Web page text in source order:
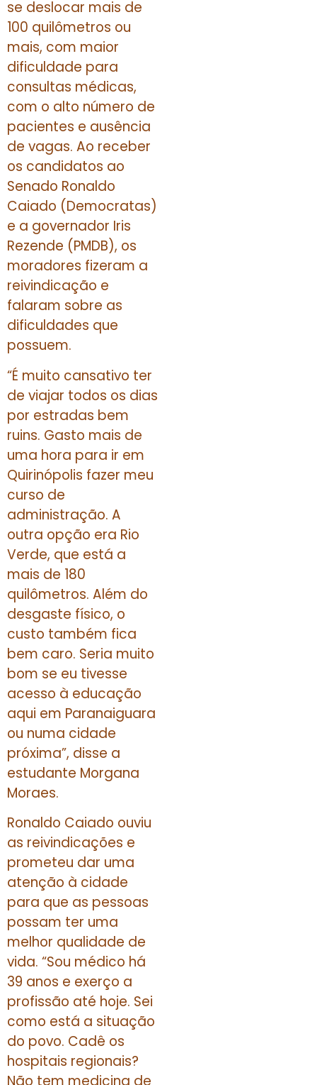
se deslocar mais de
100 quilômetros ou
mais, com maior
dificuldade para
consultas médicas,
com o alto número de
pacientes e ausência
de vagas. Ao receber
os candidatos ao
Senado Ronaldo
Caiado (Democratas)
e a governador Iris
Rezende (PMDB), os
moradores fizeram a
reivindicação e
falaram sobre as
dificuldades que
possuem.
“É muito cansativo ter
de viajar todos os dias
por estradas bem
ruins. Gasto mais de
uma hora para ir em
Quirinópolis fazer meu
curso de
administração. A
outra opção era Rio
Verde, que está a
mais de 180
quilômetros. Além do
desgaste físico, o
custo também fica
bem caro. Seria muito
bom se eu tivesse
acesso à educação
aqui em Paranaiguara
ou numa cidade
próxima”, disse a
estudante Morgana
Moraes.
Ronaldo Caiado ouviu
as reivindicações e
prometeu dar uma
atenção à cidade
para que as pessoas
possam ter uma
melhor qualidade de
vida. “Sou médico há
39 anos e exerço a
profissão até hoje. Sei
como está a situação
do povo. Cadê os
hospitais regionais?